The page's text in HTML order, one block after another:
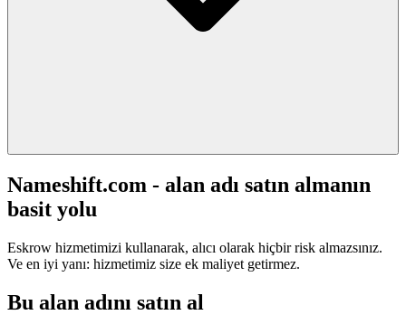
Nameshift.com - alan adı satın almanın
basit yolu
Eskrow hizmetimizi kullanarak, alıcı olarak hiçbir risk almazsınız.
Ve en iyi yanı: hizmetimiz size ek maliyet getirmez.
Bu alan adını satın al